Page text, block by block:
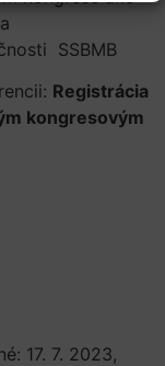
SSBMB
Registrácia
kongresovým
17. 7. 2023,